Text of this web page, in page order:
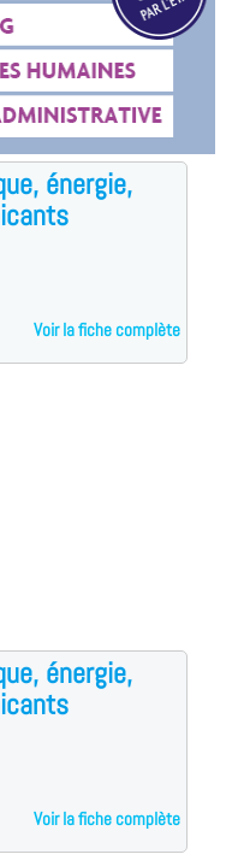
énergie,
Voir la fiche complète
énergie,
Voir la fiche complète